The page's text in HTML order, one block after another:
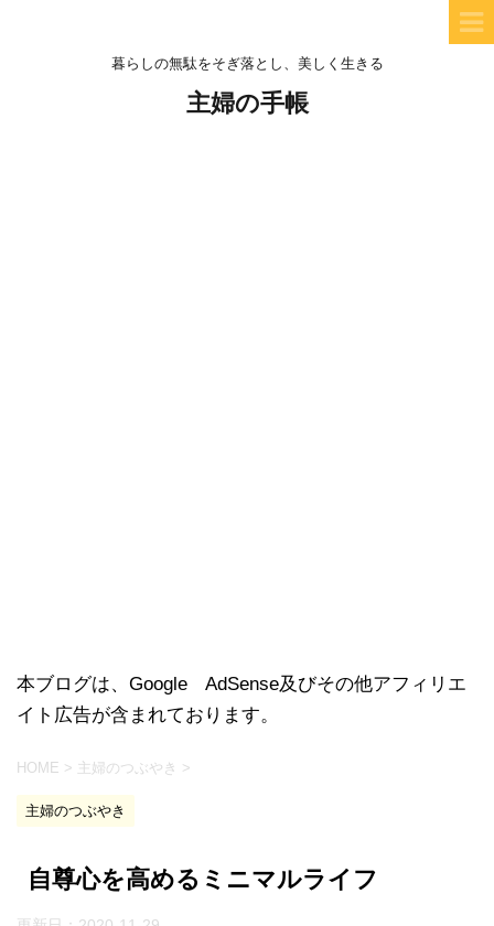
暮らしの無駄をそぎ落とし、美しく生きる
主婦の手帳
本ブログは、Google AdSense及びその他アフィリエ
イト広告が含まれております。
HOME > 主婦のつぶやき >
主婦のつぶやき
自尊心を高めるミニマルライフ